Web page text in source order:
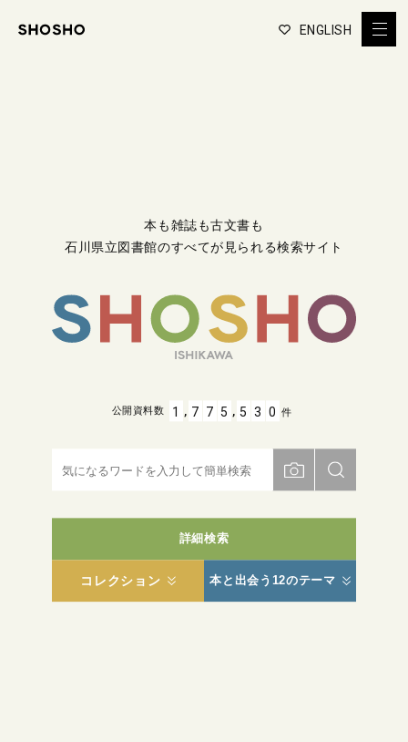
ENGLISH
本も雑誌も古文書も
石川県立図書館のすべてが見られる検索サイト
詳細検索
コレクション 本と出会う12のテーマ
公開資料数 1 , 7 7 5 , 5 3 0 件